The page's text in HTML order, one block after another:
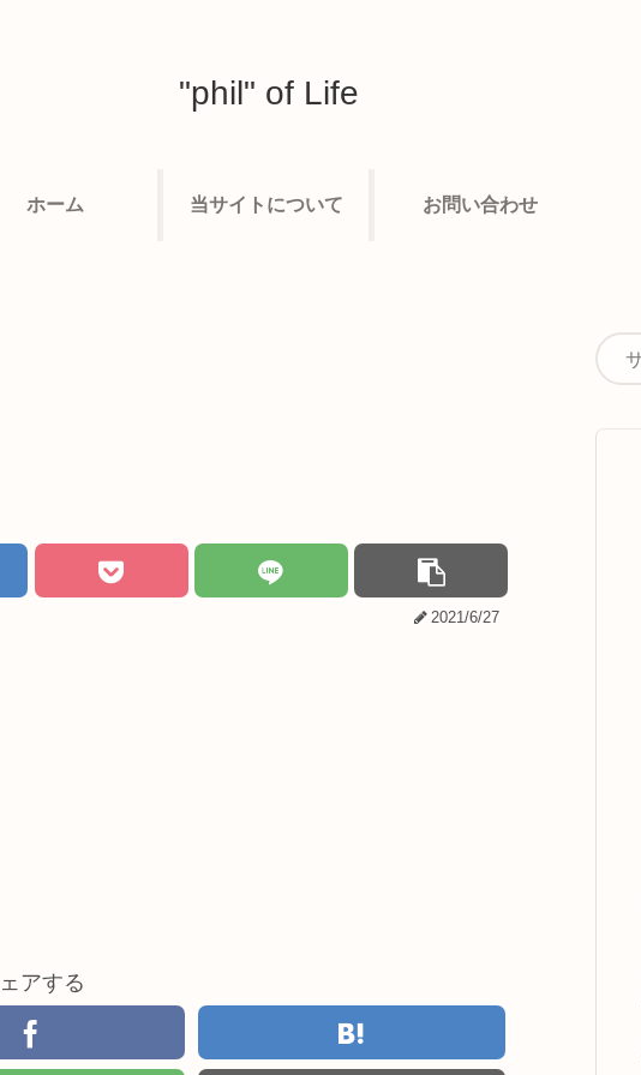
"phil" of Life
ホーム 当サイトについて お問い合わせ
2021/6/27
アする